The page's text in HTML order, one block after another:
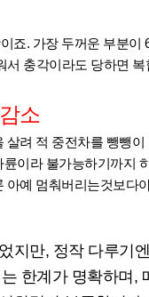
죠. 가장 두꺼운 부분이
충각이라도 당하면
소
려 적 중전차를 뺑뺑
이라 불가능하기까지
예 멈춰버리는것보다
지만, 정작 다루기
한계가 명확하며,